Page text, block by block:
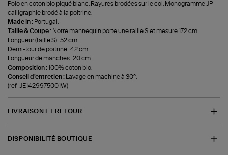
Polo en coton bio piqué blanc. Rayures brodées sur le col. Monogramme JP
calligraphie brodé à la poitrine.
Made in : Portugal.
Taille & Coupe : Notre mannequin porte une taille S et mesure 172 cm.
Longueur (taille S) : 52 cm.
Demi-tour de poitrine : 42 cm.
Longueur de manches : 20 cm.
Composition :100% coton bio.
Conseil d'entretien : Lavage en machine à 30°.
(ref-JE1429975001W)
LIVRAISON ET RETOUR
DISPONIBILITÉ BOUTIQUE